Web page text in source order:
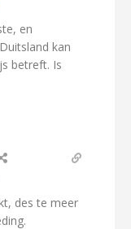
en
kan
betreft. Is
des te meer